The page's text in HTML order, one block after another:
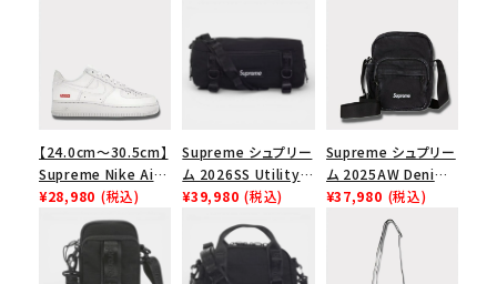
【24.0cm～30.5cm】
Supreme Nike Air
Force 1 Low シュプ
リーム ナイキエアフォ
ース１スニーカー シ
ューズ ホワイト
¥28,980 (税込)
Supreme シュプリー
ム 2026SS Utility
Bag ユーティリティ
¥39,980 (税込)
Supreme シュプリー
ム 2025AW Denim
Shoulder Bag デニ
ム ショルダーバッグ
¥37,980 (税込)